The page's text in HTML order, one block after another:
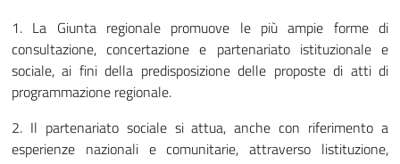
1. La Giunta regionale promuove le più ampie forme di
consultazione, concertazione e partenariato istituzionale e
sociale, ai fini della predisposizione delle proposte di atti di
programmazione regionale.
2. Il partenariato sociale si attua, anche con riferimento a
esperienze nazionali e comunitarie, attraverso listituzione,